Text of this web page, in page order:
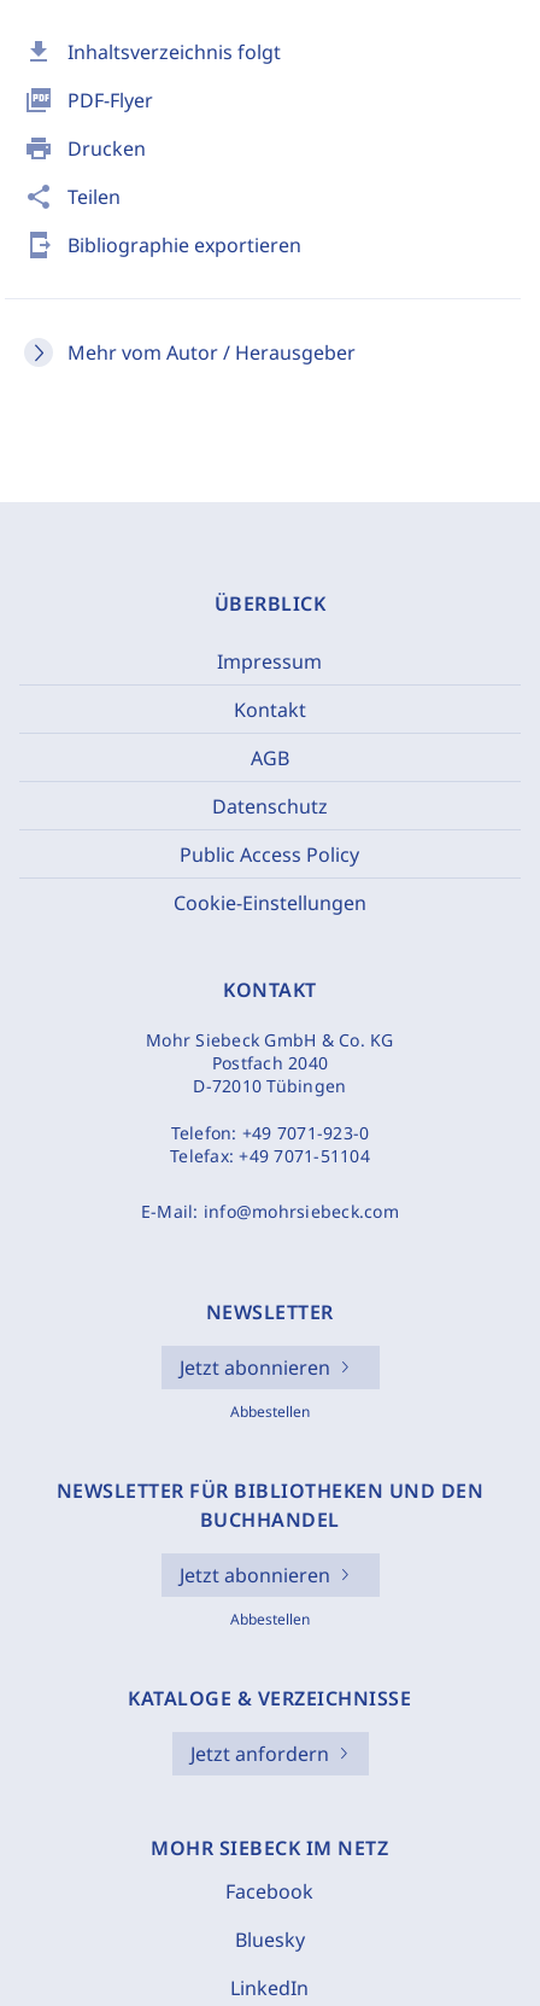
download Inhaltsverzeichnis folgt
picture_as_pdf PDF-Flyer
print Drucken
share Teilen
send_to_mobile Bibliographie exportieren
Mehr vom Autor / Herausgeber
ÜBERBLICK
Impressum
Kontakt
AGB
Datenschutz
Public Access Policy
Cookie-Einstellungen
KONTAKT
Mohr Siebeck GmbH & Co. KG
Postfach 2040
D-72010 Tübingen
Telefon: +49 7071-923-0
Telefax:+49 7071-51104
E-Mail: info@mohrsiebeck.com
NEWSLETTER
Jetzt abonnieren
Abbestellen
NEWSLETTER FÜR BIBLIOTHEKEN UND DEN
BUCHHANDEL
Jetzt abonnieren
Abbestellen
KATALOGE & VERZEICHNISSE
Jetzt anfordern
MOHR SIEBECK IM NETZ
Facebook
Bluesky
LinkedIn